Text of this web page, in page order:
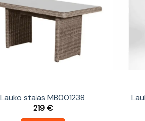
Lauko stalas MB001238
219€